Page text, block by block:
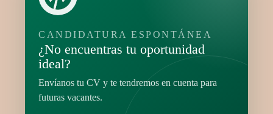
CANDIDATURA ESPONTÁNEA
¿No encuentras tu oportunidad
ideal?
Envíanos tu CV y te tendremos en cuenta para
futuras vacantes.